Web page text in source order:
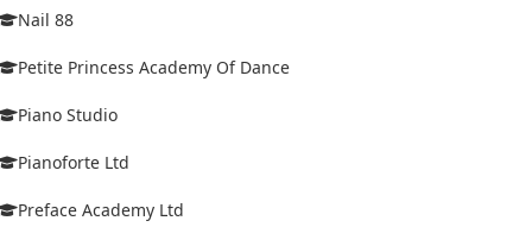
Nail 88
Petite Princess Academy Of Dance
Piano Studio
Pianoforte Ltd
Preface Academy Ltd